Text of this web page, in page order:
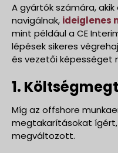
A gyártók számára,
navigálnak, ideiglenes
mint például a CE
lépések sikeres
és vezetői képességet
1.
Míg az offshore
megtakarításokat
megváltozott.